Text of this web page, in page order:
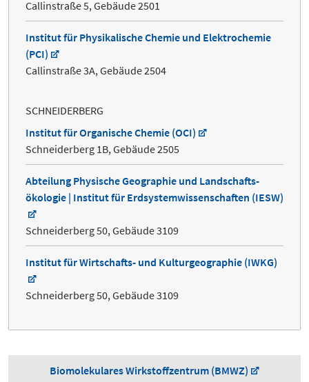
Callinstraße 5, Gebäude 2501
Institut für Physikalische Chemie und Elektro­chemie
(PCI)
Callinstraße 3A, Gebäude 2504
SCHNEIDERBERG
Institut für Organische Chemie (OCI)
Schneiderberg 1B, Gebäude 2505
Abteilung Physische Geographie und Landschafts­
ökologie | Institut für Erdsystem­wissen­schaften (IESW)
Schneiderberg 50, Gebäude 3109
Institut für Wirtschafts- und Kulturgeographie (IWKG)
Schneiderberg 50, Gebäude 3109
Bio­molekulares Wirkstoff­zentrum (BMWZ)